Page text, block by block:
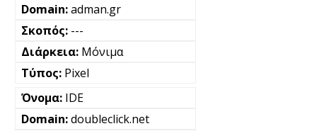
adman.gr
---
Μόνιμα
Pixel
IDE
doubleclick.net